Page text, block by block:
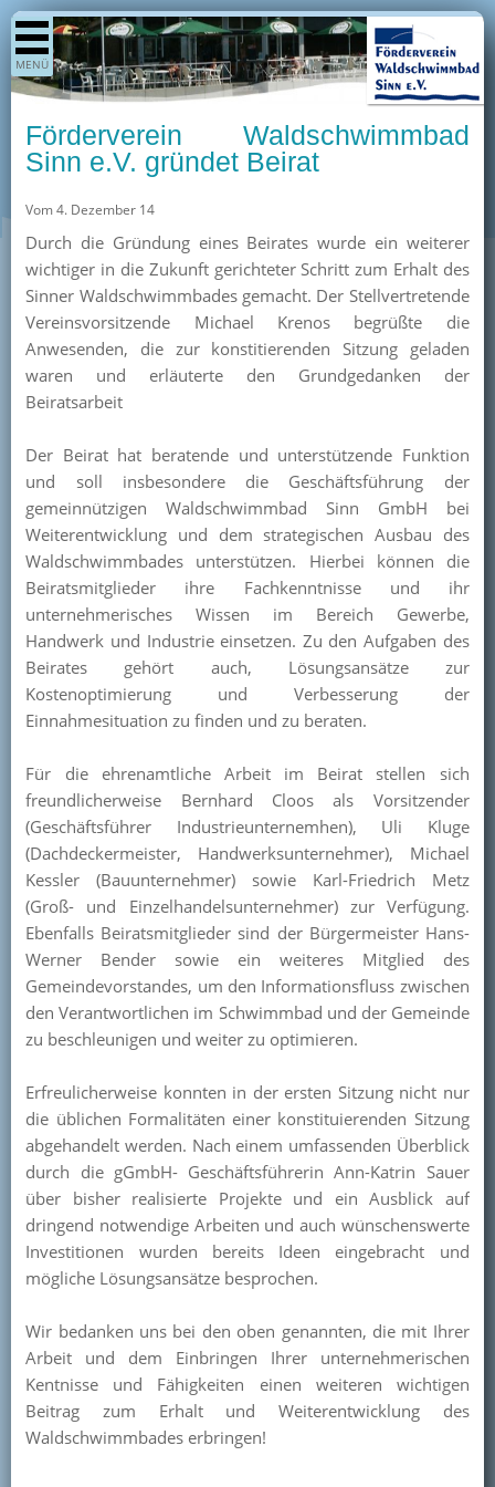
MENÜ
Shop
Aktuelles
Termine
/ Preise
Kurse
Unterstützer
Team
Pressearchiv
Mitglied werden
Förderverein Waldschwimmbad
Sinn e.V. gründet Beirat
Vom 4. Dezember 14
Durch die Gründung eines Beirates wurde ein weiterer
wichtiger in die Zukunft gerichteter Schritt zum Erhalt des
Sinner Waldschwimmbades gemacht. Der Stellvertretende
Vereinsvorsitzende Michael Krenos begrüßte die
Anwesenden, die zur konstitierenden Sitzung geladen
waren und erläuterte den Grundgedanken der
Beiratsarbeit
Der Beirat hat beratende und unterstützende Funktion
und soll insbesondere die Geschäftsführung der
gemeinnützigen Waldschwimmbad Sinn GmbH bei
Weiterentwicklung und dem strategischen Ausbau des
Waldschwimmbades unterstützen. Hierbei können die
Beiratsmitglieder ihre Fachkenntnisse und ihr
unternehmerisches Wissen im Bereich Gewerbe,
Handwerk und Industrie einsetzen. Zu den Aufgaben des
Beirates gehört auch, Lösungsansätze zur
Kostenoptimierung und Verbesserung der
Einnahmesituation zu finden und zu beraten.
Für die ehrenamtliche Arbeit im Beirat stellen sich
freundlicherweise Bernhard Cloos als Vorsitzender
(Geschäftsführer Industrieunternemhen), Uli Kluge
(Dachdeckermeister, Handwerksunternehmer), Michael
Kessler (Bauunternehmer) sowie Karl-Friedrich Metz
(Groß- und Einzelhandelsunternehmer) zur Verfügung.
Ebenfalls Beiratsmitglieder sind der Bürgermeister Hans-
Werner Bender sowie ein weiteres Mitglied des
Gemeindevorstandes, um den Informationsfluss zwischen
den Verantwortlichen im Schwimmbad und der Gemeinde
zu beschleunigen und weiter zu optimieren.
Erfreulicherweise konnten in der ersten Sitzung nicht nur
die üblichen Formalitäten einer konstituierenden Sitzung
abgehandelt werden. Nach einem umfassenden Überblick
durch die gGmbH- Geschäftsführerin Ann-Katrin Sauer
über bisher realisierte Projekte und ein Ausblick auf
dringend notwendige Arbeiten und auch wünschenswerte
Investitionen wurden bereits Ideen eingebracht und
mögliche Lösungsansätze besprochen.
Wir bedanken uns bei den oben genannten, die mit Ihrer
Arbeit und dem Einbringen Ihrer unternehmerischen
Kentnisse und Fähigkeiten einen weiteren wichtigen
Beitrag zum Erhalt und Weiterentwicklung des
Waldschwimmbades erbringen!